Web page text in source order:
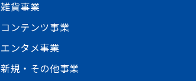
雑貨事業
コンテンツ事業
エンタメ事業
新規・その他事業